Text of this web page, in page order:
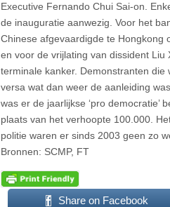
Executive Fernando Chui Sai-on.
de inauguratie aanwezig. Voor het
Chinese afgevaardigde te Hongkong
en voor de vrijlating van dissident
terminale kanker. Demonstranten
versa wat dan weer de aanleiding
was er de jaarlijkse ‘pro democratie’
plaats van het verhoopte 100.000.
politie waren er sinds 2003 geen zo
Bronnen: SCMP, FT
Share on Facebook